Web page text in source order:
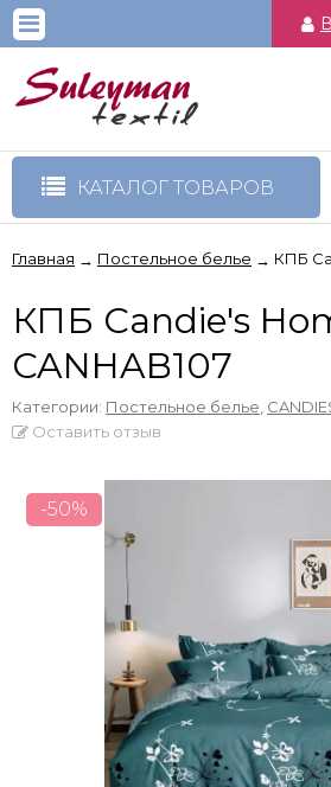
КАТАЛОГ ТОВАРОВ
Главная → Постельное белье → КПБ
КПБ Candie's
CANHAB107
Категории: Постельное белье
Оставить отзыв
-50%